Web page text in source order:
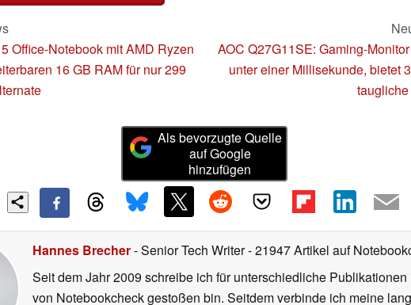
Office-Notebook mit AMD Ryzen
16 GB RAM für nur 299
AOC Q27G11SE: Gaming-
unter einer Millisekunde, bietet
Als bevorzugte Quelle
auf Google
hinzufügen
Hannes Brecher- Senior Tech Writer- 21947 Artikel auf
Seit dem Jahr 2009 schreibe ich für unterschiedliche
von Notebookcheck gestoßen bin. Seitdem verbinde ich meine